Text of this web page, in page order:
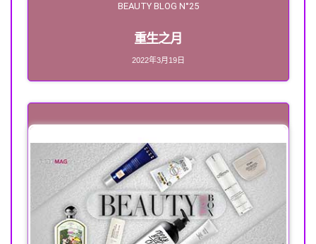
BEAUTY BLOG N°25
重生之月
2022年3月19日